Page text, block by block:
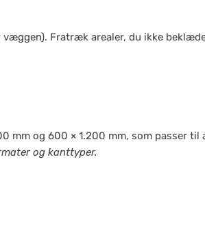
Fratræk arealer, du ikke
mm og 600 × 1.200 mm, som passer til
og kanttyper.